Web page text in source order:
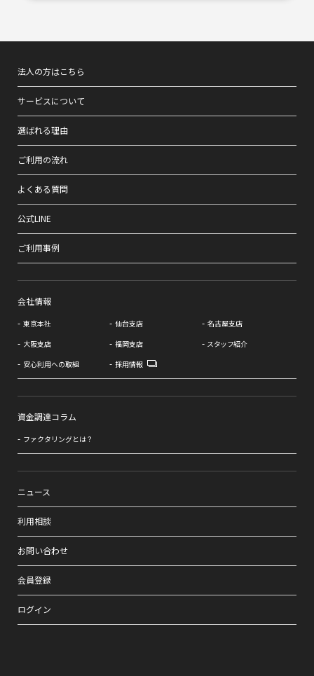
法人の方はこちら
サービスについて
選ばれる理由
ご利用の流れ
よくある質問
公式LINE
ご利用事例
会社情報
東京本社 仙台支店
名古屋支店
大阪支店
福岡支店
スタッフ紹介
安心利用への取組
採用情報
資金調達コラム
ファクタリングとは？
ニュース
利用相談
お問い合わせ
会員登録
ログイン